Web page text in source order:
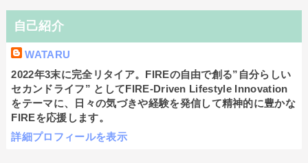
自己紹介
WATARU
2022年3末に完全リタイア。FIREの自由で創る”自分らしい
セカンドライフ” としてFIRE-Driven Lifestyle Innovation
をテーマに、日々の気づきや経験を発信して精神的に豊かな
FIREを応援します。
詳細プロフィールを表示